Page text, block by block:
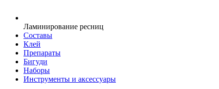
Ламинирование ресниц
Составы
Клей
Препараты
Бигуди
Наборы
Инструменты и аксессуары